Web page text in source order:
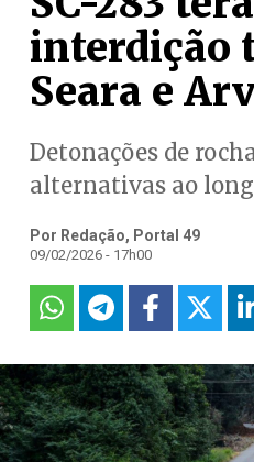
interdição
Seara e
Detonações de
alternativas ao
Por Redação, Portal 49
09/02/2026 - 17h00